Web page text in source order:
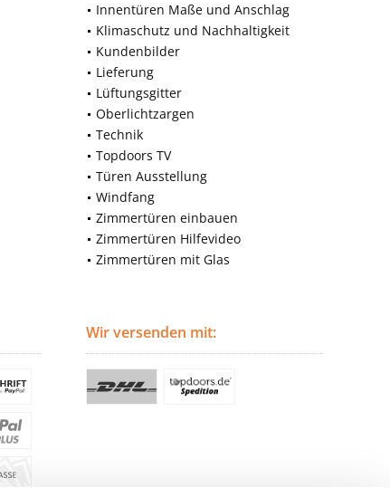
Innentüren Maße und Anschlag
Klimaschutz und Nachhaltigkeit
Kundenbilder
Lieferung
Lüftungsgitter
Oberlichtzargen
Technik
Topdoors TV
Türen Ausstellung
Windfang
Zimmertüren einbauen
Zimmertüren Hilfevideo
Zimmertüren mit Glas
Wir versenden mit: